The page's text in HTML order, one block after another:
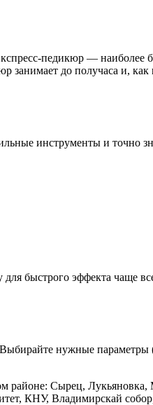
педикюр — наиболее
занимает до получаса и,
инструменты и точно
быстрого эффекта чаще
нужные параметры
районе: Сырец, Лукьяновка,
КНУ, Владимирскай